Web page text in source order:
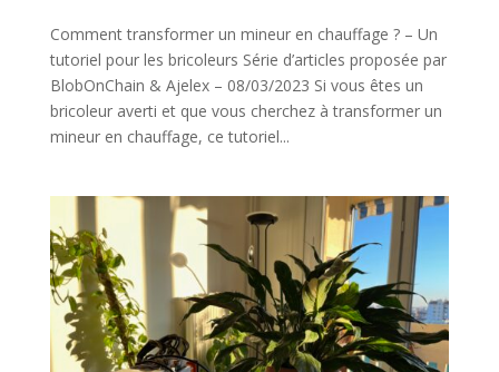
Comment transformer un mineur en chauffage ? – Un
tutoriel pour les bricoleurs Série d’articles proposée par
BlobOnChain & Ajelex – 08/03/2023 Si vous êtes un
bricoleur averti et que vous cherchez à transformer un
mineur en chauffage, ce tutoriel...